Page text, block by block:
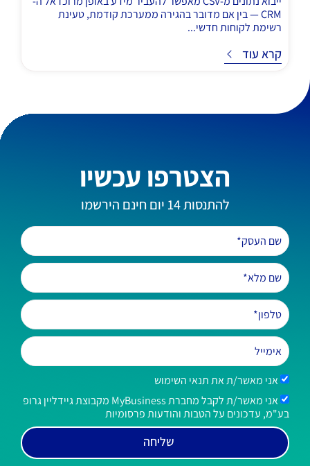
CRM — בין אם מדובר בהגירה ממערכת קודמת, טעינת
רשימת לקוחות חדשי...
קרא עוד
הצטרפו עכשיו
להתנסות 14 יום חינם הירשמו
אני מאשר/ת את תנאי השימוש
אני מאשר/ת לקבל מחברת MyBusiness מקבוצת גיידליין גרופ
בע"מ, עדכונים על הטבות והודעות פרסומיות
שליחה